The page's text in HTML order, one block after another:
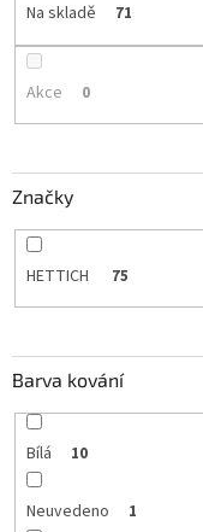
ů
Na skladě 71
Akce 0
Značky
HETTICH 75
Barva kování
Bílá 10
Neuvedeno 1